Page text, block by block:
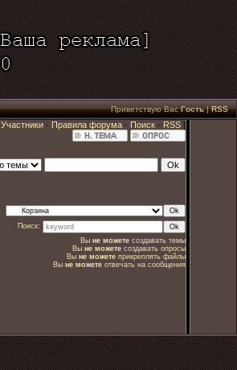
Приветствую Вас Гость|RSS
Участники · Правила форума · Поиск · RSS ]
Поиск:
Вы не можете создавать темы
Вы не можете создавать опросы
Вы не можете прикреплять файлы
Вы не можете отвечать на сообщения